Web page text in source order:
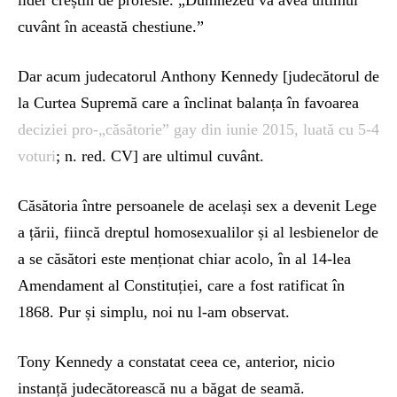
cuvânt în această chestiune.”
Dar acum judecatorul Anthony Kennedy [judecătorul de
la Curtea Supremă care a înclinat balanța în favoarea
deciziei pro-„căsătorie” gay din iunie 2015, luată cu 5-4
voturi; n. red. CV] are ultimul cuvânt.
Căsătoria între persoanele de același sex a devenit Lege
a țării, fiincă dreptul homosexualilor și al lesbienelor de
a se căsători este menționat chiar acolo, în al 14-lea
Amendament al Constituției, care a fost ratificat în
1868. Pur și simplu, noi nu l-am observat.
Tony Kennedy a constatat ceea ce, anterior, nicio
instanță judecătorească nu a băgat de seamă.